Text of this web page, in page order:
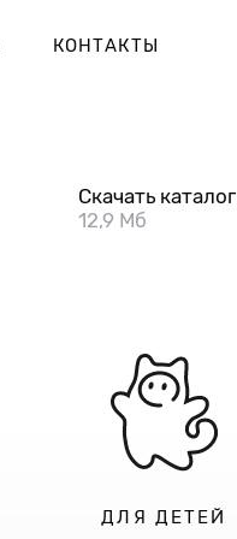
КОНТАКТЫ
Скачать каталог
12,9 Мб
ДЛЯ ДЕТЕЙ